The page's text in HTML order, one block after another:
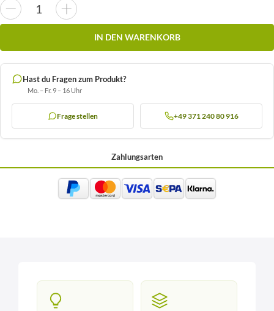
IN DEN WARENKORB
Hast du Fragen zum Produkt?
Mo. – Fr. 9 – 16 Uhr
Frage stellen +49 371 240 80 916
Zahlungsarten